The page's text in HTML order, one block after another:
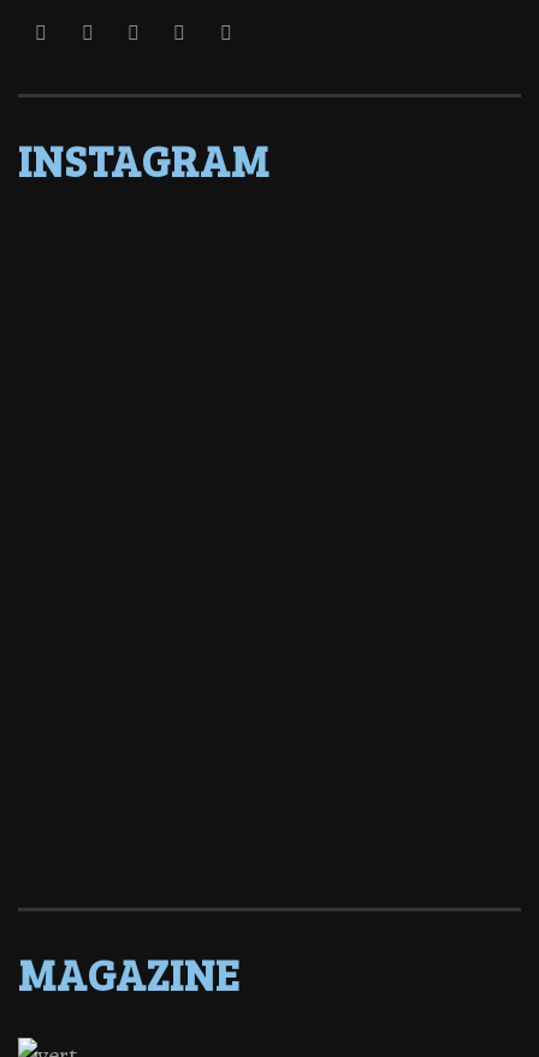
INSTAGRAM
MAGAZINE